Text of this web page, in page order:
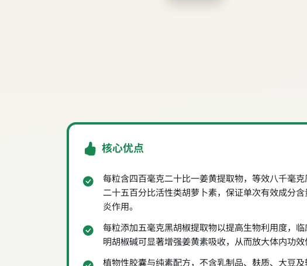
核心优点
每粒含四百毫克二十比一姜黄提取物，等效八千毫
二十五百分比活性类胡萝卜素，保证单次有效成分
炎作用。
每粒添加五毫克黑胡椒提取物以提高生物利用度，
明胡椒碱可显著增强姜黄素吸收，从而放大体内功效
植物性胶囊与纯素配方，不含乳制品、麸质、大豆